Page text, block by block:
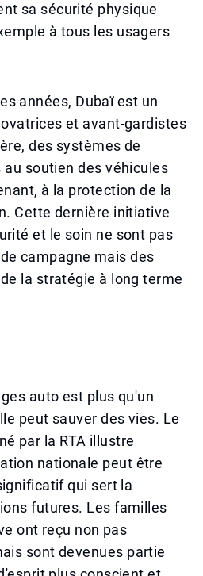
sa sécurité physique
à tous les usagers
années, Dubaï est un
et avant-gardistes
des systèmes de
soutien des véhicules
à la protection de la
Cette dernière initiative
et le soin ne sont pas
campagne mais des
la stratégie à long terme
auto est plus qu'un
peut sauver des vies. Le
par la RTA illustre
nationale peut être
qui sert la
futures. Les familles
ont reçu non pas
sont devenues partie